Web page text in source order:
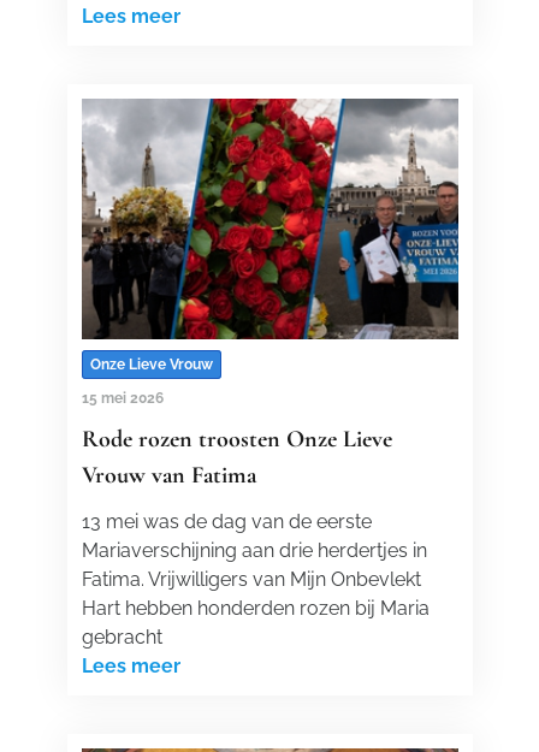
Lees meer
Onze Lieve Vrouw
15 mei 2026
Rode rozen troosten Onze Lieve
Vrouw van Fatima
13 mei was de dag van de eerste
Mariaverschijning aan drie herdertjes in
Fatima. Vrijwilligers van Mijn Onbevlekt
Hart hebben honderden rozen bij Maria
gebracht
Lees meer